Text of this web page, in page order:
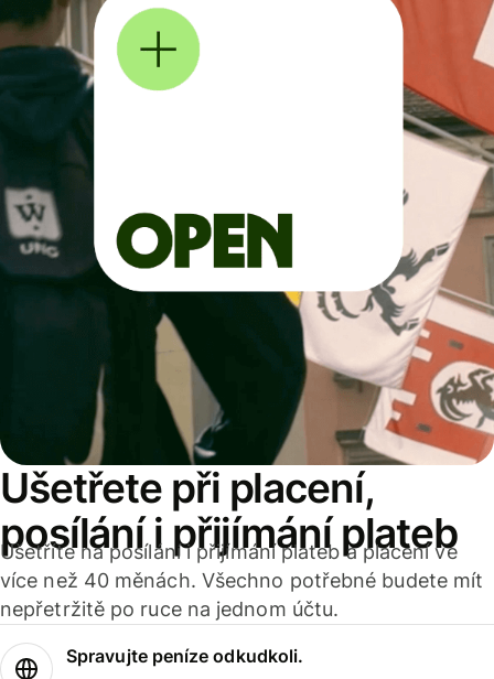
Ušetřete při placení,
posílání i přijímání plateb
Ušetříte na posílání i přijímání plateb a placení ve
více než 40 měnách. Všechno potřebné budete mít
nepřetržitě po ruce na jednom účtu.
Spravujte peníze odkudkoli.